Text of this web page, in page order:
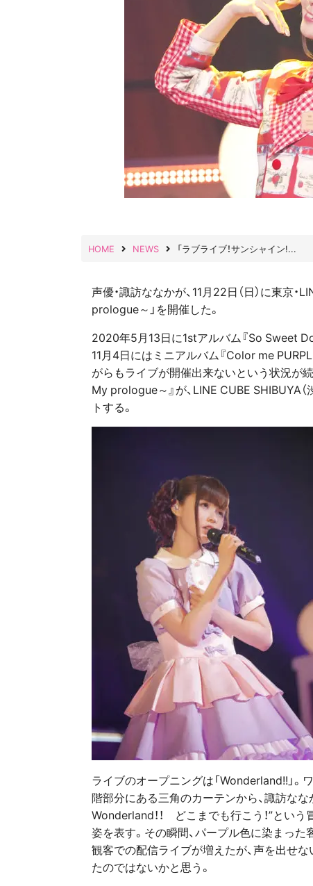
HOME NEWS 「ラブライブ！サンシャイン!...
声優・諏訪ななかが、11月22日（日）に東京
prologue～」を開催した。
2020年5月13日に1stアルバム『So Sweet
11月4日にはミニアルバム『Color me
がらもライブが開催出来ないという状況が続
My prologue～』が、LINE CUBE SHIBUYA
トする。
ライブのオープニングは「Wonderland!!」
階部分にある三角のカーテンから、諏訪な
Wonderland！！ どこまでも行こう！”とい
姿を表す。その瞬間、パープル色に染まった
観客での配信ライブが増えたが、声を出せ
たのではないかと思う。